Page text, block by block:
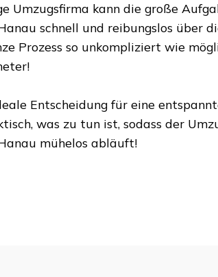
Umzugsfirma kann die große
schnell und reibungslos über
Prozess so unkompliziert wie
!
Entscheidung für eine
was zu tun ist, sodass der
mühelos abläuft!